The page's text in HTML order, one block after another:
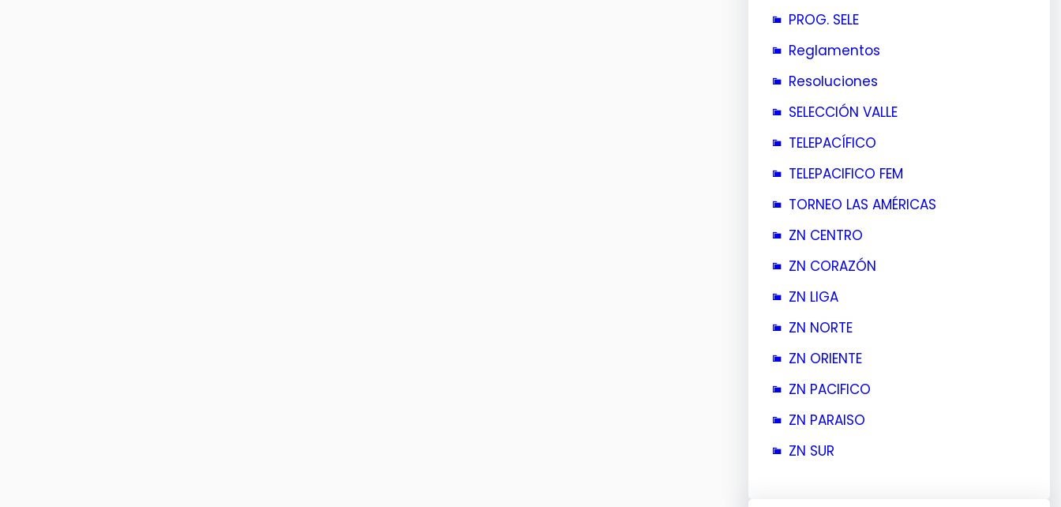
PROG. SELE
Reglamentos
Resoluciones
SELECCIÓN VALLE
TELEPACÍFICO
TELEPACIFICO FEM
TORNEO LAS AMÉRICAS
ZN CENTRO
ZN CORAZÓN
ZN LIGA
ZN NORTE
ZN ORIENTE
ZN PACIFICO
ZN PARAISO
ZN SUR